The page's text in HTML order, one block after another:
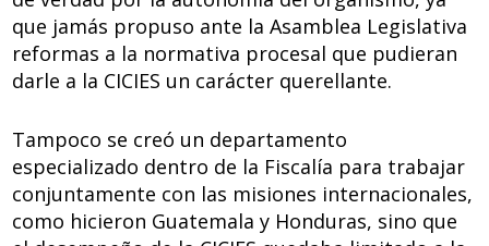
que jamás propuso ante la Asamblea Legislativa
reformas a la normativa procesal que pudieran
darle a la CICIES un carácter querellante.
Tampoco se creó un departamento
especializado dentro de la Fiscalía para trabajar
conjuntamente con las misiones internacionales,
como hicieron Guatemala y Honduras, sino que